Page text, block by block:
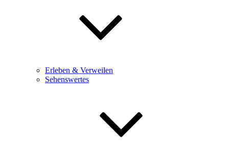
Erleben & Verweilen
Sehenswertes